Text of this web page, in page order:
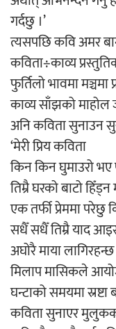
गर्दछु ।’
त्यसपछि कवि अमर
कविता÷काव्य
फुर्तिलो भावमा
काव्य साँझको माहोल
अनि कविता सुनाउन
‘मेरी प्रिय कविता
किन किन घुमाउरो भए
तिम्रै घरको बाटो
एक तर्फी प्रेममा परेछु
सधैँ सधैँ तिम्रै याद
अघोरै माया लागिरहन्छ
मिलाप मासिकले
घन्टाको समयमा स्रष्टा
कविता सुनाएर